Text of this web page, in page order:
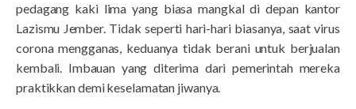
pedagang kaki lima yang biasa mangkal di depan kantor
Lazismu Jember. Tidak seperti hari-hari biasanya, saat virus
corona mengganas, keduanya tidak berani untuk berjualan
kembali. Imbauan yang diterima dari pemerintah mereka
praktikkan demi keselamatan jiwanya.